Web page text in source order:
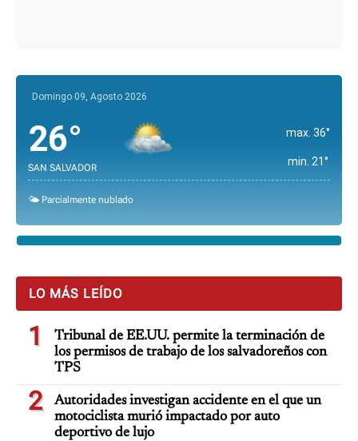
Domingo 09, Agosto 2026
26°
SAN SALVADOR
max. 36°
min. 21°
🌤️ Parcialmente nublado
LO MÁS LEÍDO
1
Tribunal de EE.UU. permite la terminación de
los permisos de trabajo de los salvadoreños con
TPS
2
Autoridades investigan accidente en el que un
motociclista murió impactado por auto
deportivo de lujo